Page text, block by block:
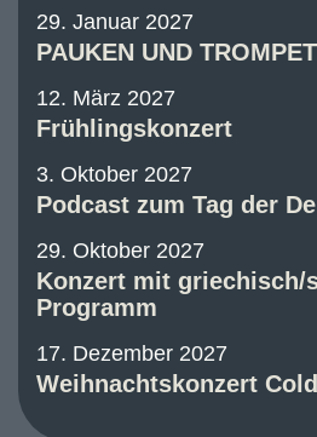
29. Januar 2027
PAUKEN UND
12. März 2027
Frühlingskonzert
3. Oktober 2027
Podcast zum Tag der
29. Oktober 2027
Konzert mit griechisch/
Programm
17. Dezember 2027
Weihnachtskonzert